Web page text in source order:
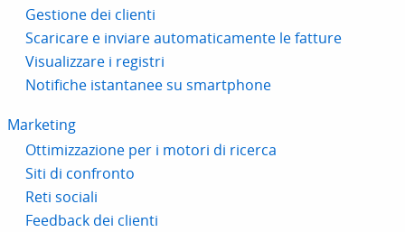
Gestione dei clienti
Scaricare e inviare automaticamente le fatture
Visualizzare i registri
Notifiche istantanee su smartphone
Marketing
Ottimizzazione per i motori di ricerca
Siti di confronto
Reti sociali
Feedback dei clienti